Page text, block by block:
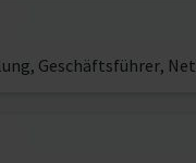
Geschäftsführer,